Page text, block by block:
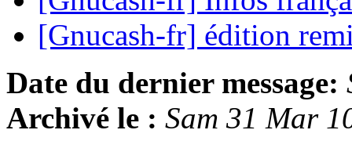
[Gnucash-fr] édition
Date du dernier message:
Archivé le : Sam 31 Mar